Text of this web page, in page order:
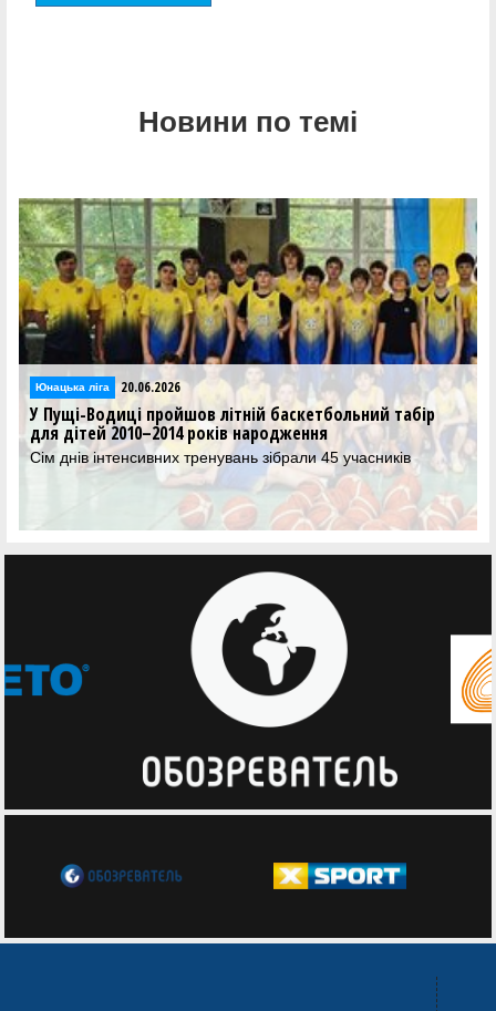
Новини по темі
Юнацька ліга 19.06.2026
Визначилися переможці «Пліч-о-пліч» у шкільній лізі
баскетболу 3х3
Участь у змаганнях брали учні 5-9 класів